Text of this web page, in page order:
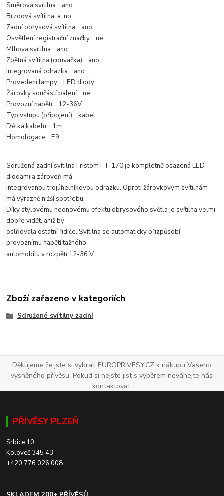
Směrová svítilna: ano
Brzdová svítilna: a no
Zadní obrysová svítilna: ano
Osvětlení registrační značky: ne
Mlhová svítilna: ano
Zpětná svítilna (couvačka): ano
Integrovaná odrazka: ano
Provedení lampy: LED diody
Žárovky součástí balení: ne
Provozní napětí: 12-36V
Typ vstupu (připojení): kabel
Délka kabelu: 1m
Homologace: E9
Sdružená zadní svítilna Fristom FT-170 je kompletně osazená LED
diodami a zároveň má
integrovanou trojúhelníkovou odrazku. Oproti žárovkovým svítilnám
má výrazně nižší spotřebu.
Díky stylovému neonovému efektu obrysového světla je svítilna velmi
dobře vidět, aniž by
oslňovala ostatní řidiče. Svítilna se automaticky přizpůsobí
provoznímu napětí tažného
automobilu v rozpětí 12-36 V.
Zboží zařazeno v kategoriích
Sdružené svítilny zadní
Děkujeme že jste si vybrali EUROPRIVESY.CZ k nákupu Vašeho
vysněného přívěsu. Pokud si nejste jist s výběrem neváhejte nás
kontaktovat.
PŘÍVĚSY PLZEŇ
Srbice 10
Koloveč 345 43
+420 776 026 008